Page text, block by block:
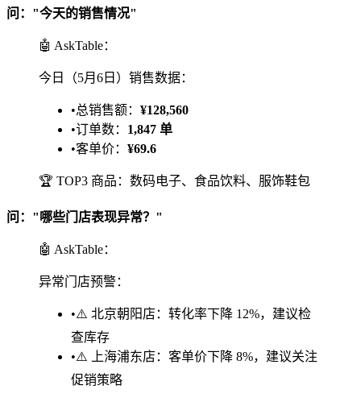
问："今天的销售情况"
🤖 AskTable：
今日（5月6日）销售数据：
•总销售额： ¥128,560
•订单数： 1,847 单
•客单价： ¥69.6
🏆 TOP3 商品：数码电子、食品饮料、服饰鞋包
问："哪些门店表现异常？"
🤖 AskTable：
异常门店预警：
•⚠️ 北京朝阳店：转化率下降 12%，建议检
查库存
•⚠️ 上海浦东店：客单价下降 8%，建议关注
促销策略